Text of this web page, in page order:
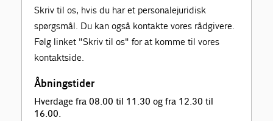
Skriv til os, hvis du har et personalejuridisk
spørgsmål. Du kan også kontakte vores rådgivere.
Følg linket "Skriv til os" for at komme til vores
kontaktside.
Åbningstider
Hverdage fra 08.00 til 11.30 og fra 12.30 til
16.00.